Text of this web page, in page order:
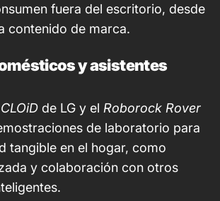
fuera del escritorio, desde
contenido de marca.
y asistentes
CLOiD de LG y el Roborock Rover
de laboratorio para
tangible en el hogar, como
y colaboración con otros